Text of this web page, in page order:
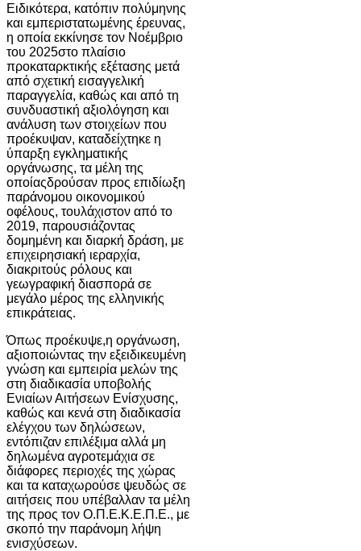
Ειδικότερα, κατόπιν πολύμηνης
και εμπεριστατωμένης έρευνας,
η οποία εκκίνησε τον Νοέμβριο
του 2025στο πλαίσιο
προκαταρκτικής εξέτασης μετά
από σχετική εισαγγελική
παραγγελία, καθώς και από τη
συνδυαστική αξιολόγηση και
ανάλυση των στοιχείων που
προέκυψαν, καταδείχτηκε η
ύπαρξη εγκληματικής
οργάνωσης, τα μέλη της
οποίαςδρούσαν προς επιδίωξη
παράνομου οικονομικού
οφέλους, τουλάχιστον από το
2019, παρουσιάζοντας
δομημένη και διαρκή δράση, με
επιχειρησιακή ιεραρχία,
διακριτούς ρόλους και
γεωγραφική διασπορά σε
μεγάλο μέρος της ελληνικής
επικράτειας.
Όπως προέκυψε,η οργάνωση,
αξιοποιώντας την εξειδικευμένη
γνώση και εμπειρία μελών της
στη διαδικασία υποβολής
Ενιαίων Αιτήσεων Ενίσχυσης,
καθώς και κενά στη διαδικασία
ελέγχου των δηλώσεων,
εντόπιζαν επιλέξιμα αλλά μη
δηλωμένα αγροτεμάχια σε
διάφορες περιοχές της χώρας
και τα καταχωρούσε ψευδώς σε
αιτήσεις που υπέβαλλαν τα μέλη
της προς τον Ο.Π.Ε.Κ.Ε.Π.Ε., με
σκοπό την παράνομη λήψη
ενισχύσεων.